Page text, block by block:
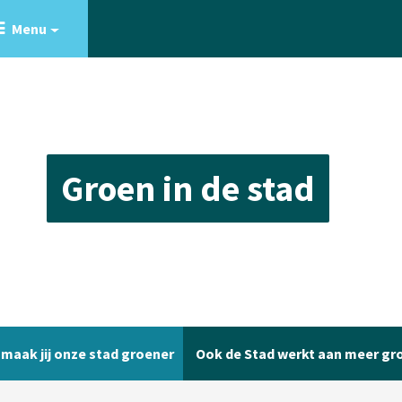
Menu
Groen in de stad
jij onze stad groener Ook de Stad werkt aan meer